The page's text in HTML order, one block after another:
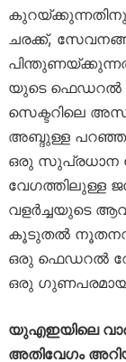
ചരക്ക്,
യുടെ ഫെഡറൽ
സെക്ടറിലെ
അബ്ദുള്ള പറഞ്ഞു:
ഒരു സുപ്രധാന
വേഗത്തിലുള്ള
വളർച്ചയുടെ
കൂടുതൽ
ഒരു ഫെഡറൽ
ഒരു ഗുണപരമായ
യുഎഇയിലെ
അതിവേഗം